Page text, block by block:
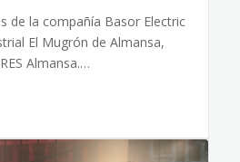
de la compañía Basor Electric
El Mugrón de Almansa,
Almansa.…